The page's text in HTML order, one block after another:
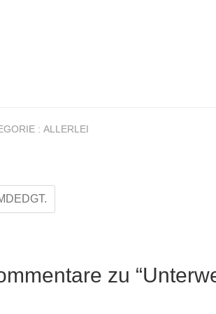
: ALLERLEI
zu